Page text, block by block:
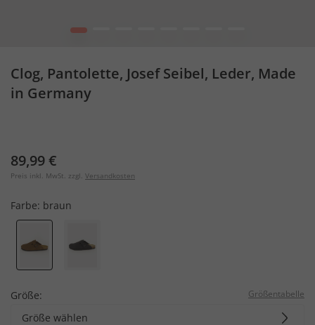
1
Clog, Pantolette, Josef Seibel, Leder, Made
in Germany
89,99 €
Preis inkl. MwSt. zzgl. Versandkosten
Farbe: braun
Größe: Größentabelle
Größe wählen